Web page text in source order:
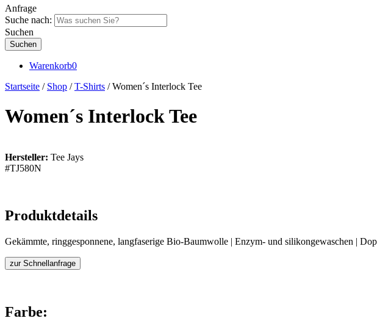
Anfrage
Suche nach:
Suchen
Warenkorb0
Startseite / Shop /T-Shirts / Women´s Interlock Tee
Women´s Interlock Tee
Hersteller: Tee Jays
#TJ580N
Produktdetails
Gekämmte, ringgesponnene, langfaserige Bio-Baumwolle | Enzym- und silikongewaschen |
zur Schnellanfrage
Farbe: